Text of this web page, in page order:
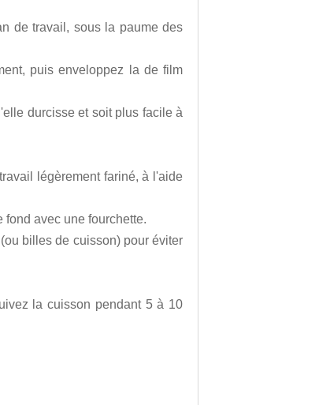
de travail, sous la paume des
puis enveloppez la de film
durcisse et soit plus facile à
légèrement fariné, à l'aide
fond avec une fourchette.
billes de cuisson) pour éviter
la cuisson pendant 5 à 10